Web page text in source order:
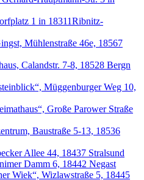
1 in 18311Ribnitz-
Mühlenstraße 46e, 18567
Calandstr. 7-8, 18528 Bergn
Müggenburger Weg 10,
Große Parower Straße
Baustraße 5-13, 18536
Allee 44, 18437 Stralsund
Damm 6, 18442 Negast
Wiek“, Wizlawstraße 5, 18445